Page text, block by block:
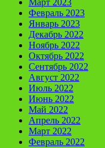
Март 2023
Февраль 2023
Январь 2023
Декабрь 2022
Ноябрь 2022
Октябрь 2022
Сентябрь 2022
Август 2022
Июль 2022
Июнь 2022
Май 2022
Апрель 2022
Март 2022
Февраль 2022